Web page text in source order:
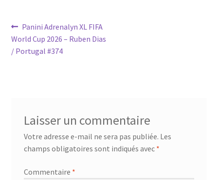
Navigation
de
Article
précédent :
Panini Adrenalyn XL FIFA
World Cup 2026 – Ruben Dias
/ Portugal #374
Laisser un commentaire
Votre adresse e-mail ne sera pas publiée. Les
champs obligatoires sont indiqués avec *
Commentaire *